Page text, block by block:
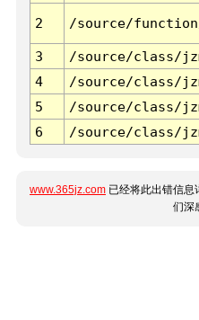
2 /source/
3 /source/class/
4
/source/class/
5
/source/class/
6
/source/class/
www.365jz.com 已经将此出错信息
们深